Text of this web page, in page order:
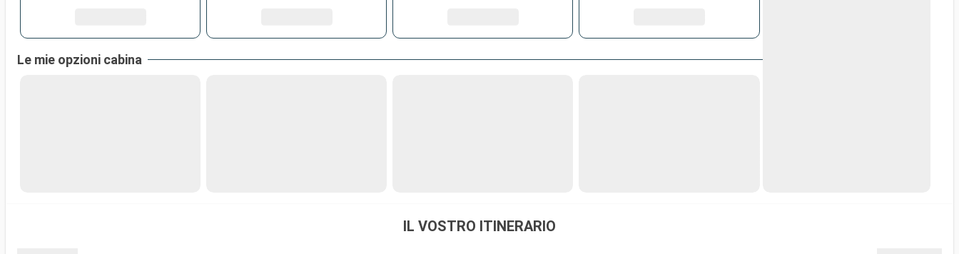
Le mie opzioni cabina
IL VOSTRO ITINERARIO